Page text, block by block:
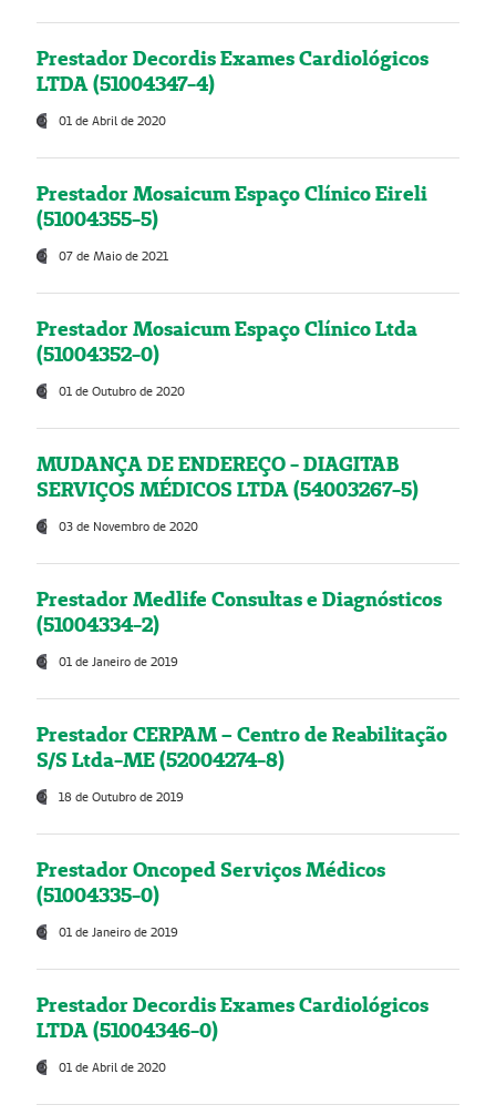
Prestador Decordis Exames Cardiológicos
LTDA (51004347-4)
01 de Abril de 2020
Prestador Mosaicum Espaço Clínico Eireli
(51004355-5)
07 de Maio de 2021
Prestador Mosaicum Espaço Clínico Ltda
(51004352-0)
01 de Outubro de 2020
MUDANÇA DE ENDEREÇO - DIAGITAB
SERVIÇOS MÉDICOS LTDA (54003267-5)
03 de Novembro de 2020
Prestador Medlife Consultas e Diagnósticos
(51004334-2)
01 de Janeiro de 2019
Prestador CERPAM – Centro de Reabilitação
S/S Ltda-ME (52004274-8)
18 de Outubro de 2019
Prestador Oncoped Serviços Médicos
(51004335-0)
01 de Janeiro de 2019
Prestador Decordis Exames Cardiológicos
LTDA (51004346-0)
01 de Abril de 2020